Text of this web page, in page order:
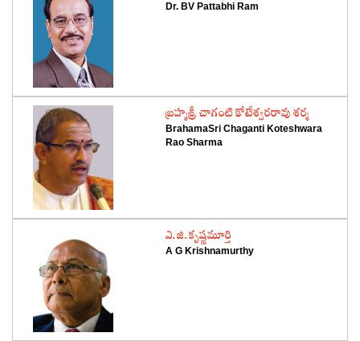
Dr. BV Pattabhi Ram
‌బ్రహ్మశ్రీ చాగంటి కోటేశ్వరరావు శర్మ
BrahamaSri Chaganti Koteshwara
Rao Sharma
‌ఎ.జి.కృష్ణమూర్తి
A G Krishnamurthy